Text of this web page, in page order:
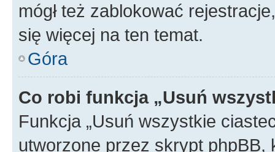
mógł też zablokować
się więcej na ten temat.
Góra
Co robi funkcja „Usuń
Funkcja „Usuń wszystkie
utworzone przez skrypt